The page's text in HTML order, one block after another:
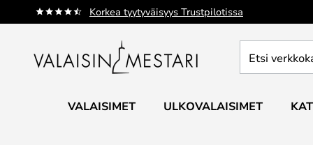
Korkea tyytyväisyys Trustpilotissa
Skip
to
verkkokaupan
VALAISIMET ULKOVALAISIMET